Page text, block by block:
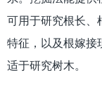
可用于研究根长、
特征，以及根嫁接
适于研究树木。